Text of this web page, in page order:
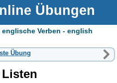
Übungen
Verben - english
Übung